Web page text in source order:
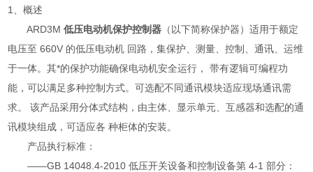
1、概述
ARD3M低压电动机保护控制器 （以下简称保护器）适用于额定
电压至 660V 的低压电动机 回路，集保护、测量、控制、通讯、运维
于一体。其*的保护功能确保电动机安全运行， 带有逻辑可编程功
能，可以满足多种控制方式。可选配不同通讯模块适应现场通讯需
求。 该产品采用分体式结构，由主体、显示单元、互感器和选配的通
讯模块组成，可适应各 种柜体的安装。
产品执行标准：
——GB 14048.4-2010 低压开关设备和控制设备第 4-1 部分：